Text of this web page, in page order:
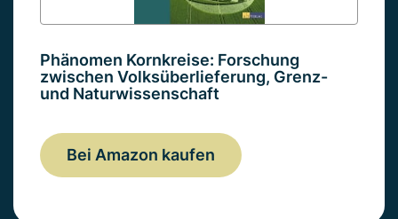
Phänomen Kornkreise: Forschung
zwischen Volksüberlieferung, Grenz-
und Naturwissenschaft
Bei Amazon kaufen